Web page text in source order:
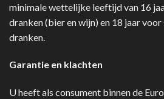
minimale wettelijke leeftijd van 16
dranken (bier en wijn) en 18 jaar
dranken.
Garantie en klachten
U heeft als consument binnen de